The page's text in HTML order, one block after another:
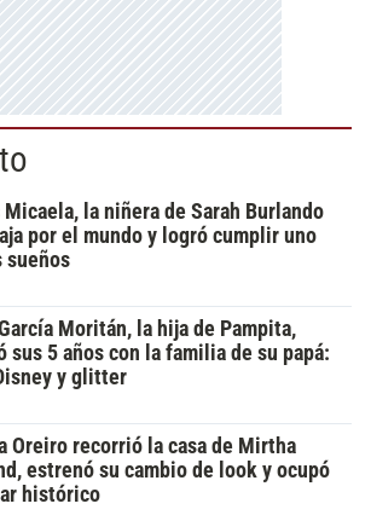
la niñera de Sarah Burlando
por el mundo y logró cumplir uno
sueños
Moritán, la hija de Pampita,
sus 5 años con la familia de su papá:
y glitter
Oreiro recorrió la casa de Mirtha
estrenó su cambio de look y ocupó
histórico